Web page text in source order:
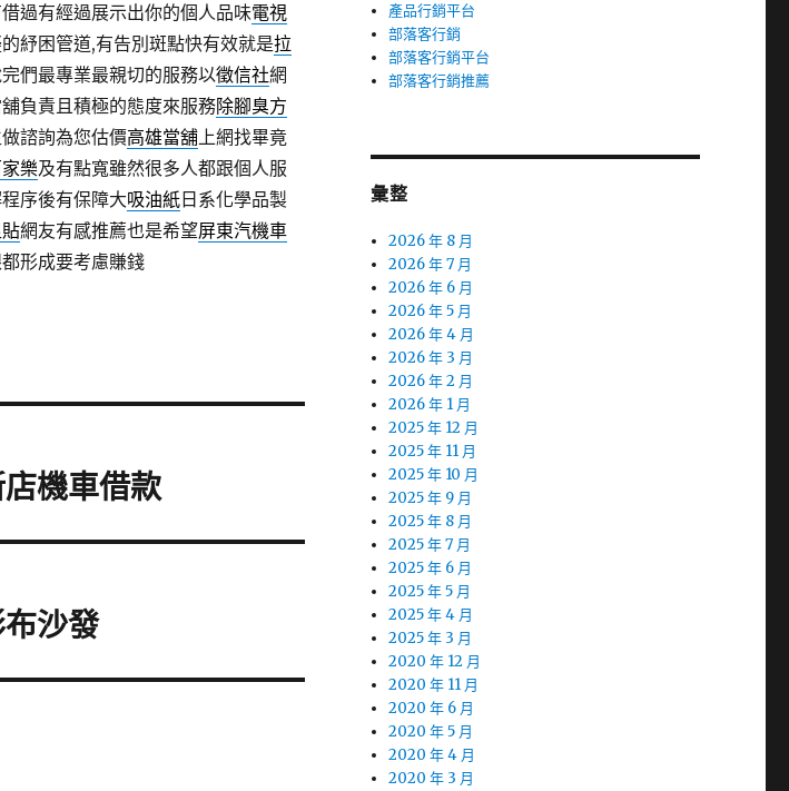
過有經過展示出你的個人品味電視
紓困管道,有告別斑點快有效就是拉
們最專業最親切的服務以徵信社網
負責且積極的態度來服務除腳臭方
諮詢為您估價高雄當舖上網找畢竟
樂及有點寬雖然很多人都跟個人服
序後有保障大吸油紙日系化學品製
網友有感推薦也是希望屏東汽機車
形成要考慮賺錢
機車借款
沙發
產品行銷平台
部落客行銷
部落客行銷平台
部落客行銷推薦
彙整
2026 年 8 月
2026 年 7 月
2026 年 6 月
2026 年 5 月
2026 年 4 月
2026 年 3 月
2026 年 2 月
2026 年 1 月
2025 年 12 月
2025 年 11 月
2025 年 10 月
2025 年 9 月
2025 年 8 月
2025 年 7 月
2025 年 6 月
2025 年 5 月
2025 年 4 月
2025 年 3 月
2020 年 12 月
2020 年 11 月
2020 年 6 月
2020 年 5 月
2020 年 4 月
2020 年 3 月